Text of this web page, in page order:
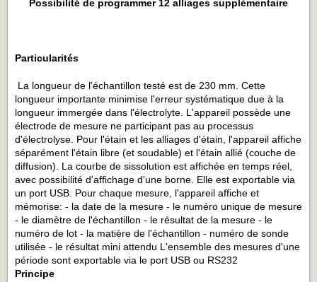
Possibilité de programmer 12 alliages supplémentaire
Particularités
La longueur de l'échantillon testé est de 230 mm. Cette
longueur importante minimise l'erreur systématique due à la
longueur immergée dans l'électrolyte. L'appareil possède une
électrode de mesure ne participant pas au processus
d'électrolyse. Pour l'étain et les alliages d'étain, l'appareil affiche
séparément l'étain libre (et soudable) et l'étain allié (couche de
diffusion). La courbe de sissolution est affichée en temps réel,
avec possibilité d'affichage d'une borne. Elle est exportable via
un port USB. Pour chaque mesure, l'appareil affiche et
mémorise: - la date de la mesure - le numéro unique de mesure
- le diamètre de l'échantillon - le résultat de la mesure - le
numéro de lot - la matière de l'échantillon - numéro de sonde
utilisée - le résultat mini attendu L'ensemble des mesures d'une
période sont exportable via le port USB ou RS232
Principe